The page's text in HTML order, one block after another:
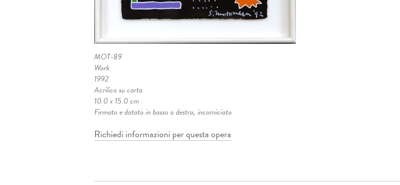
MOT-89
Work
1992
Acrilico su carta
10.0 x 15.0 cm
Firmato e datato in basso a destra, incorniciato
Richiedi informazioni per questa opera